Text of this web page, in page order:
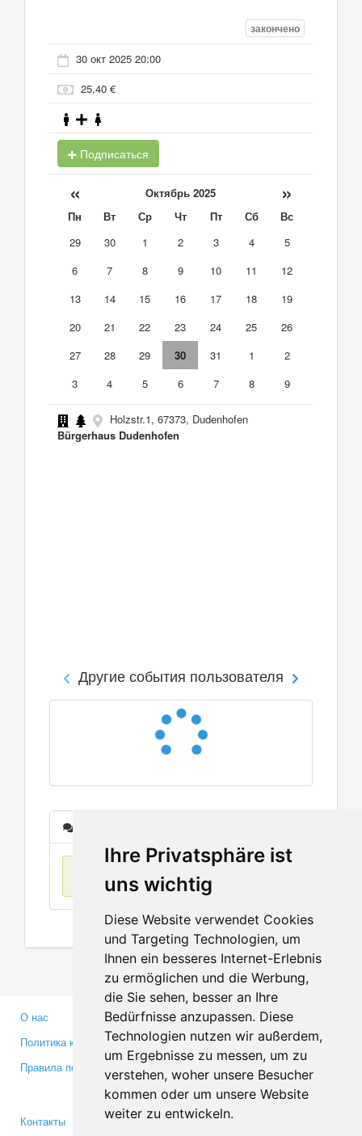
Ihre Privatsphäre ist
uns wichtig
Diese Website verwendet Cookies
und Targeting Technologien, um
Ihnen ein besseres Internet-Erlebnis
zu ermöglichen und die Werbung,
die Sie sehen, besser an Ihre
Bedürfnisse anzupassen. Diese
Technologien nutzen wir außerdem,
um Ergebnisse zu messen, um zu
verstehen, woher unsere Besucher
kommen oder um unsere Website
weiter zu entwickeln.
закончено
30 окт 2025 20:00
25,40 €
Подписаться
« Октябрь 2025 »
Пн Вт Ср Чт Пт Сб
Вс
29
30 1 2 3 4
5
6
7 8 9 10 11
12
13
14 15 16 17 18
19
20
21 22 23 24 25
26
27
28 29 30 31 1
2
3
4 5 6 7 8 9
Holzstr.1, 67373, Dudenhofen
Bürgerhaus Dudenhofen
Другие события пользователя
О нас
Политика конфиденциальности
Правила пользования
Партнерам
Инвесторам
Медиа
Контакты
Facebook